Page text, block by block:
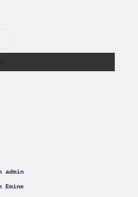
admin
Emine